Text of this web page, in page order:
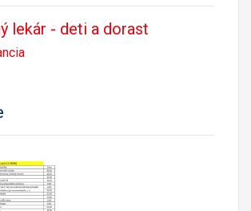
lekár - deti a dorast